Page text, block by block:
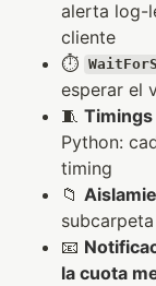
alerta log-
cliente
⏱️
esperar el
🧵
Python:
timing
📁
📧
la cuota